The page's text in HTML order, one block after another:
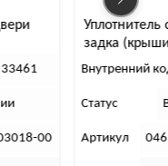
стекла двери
469
код 31256
В наличии
0469-31-5703036-01